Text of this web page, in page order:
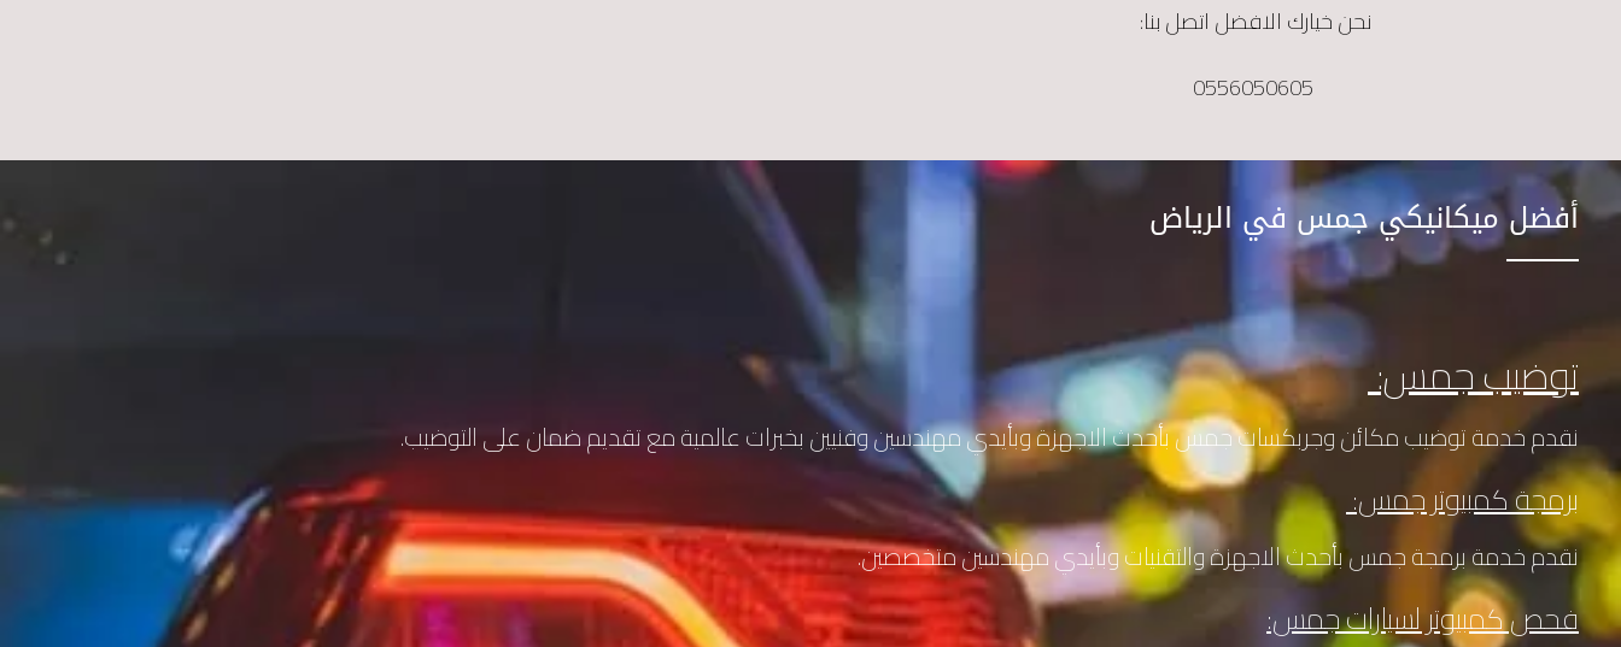
نحن خيارك الافضل اتصل بنا:
0556050605
أفضل ميكانيكي جمس في الرياض
توضيب جمس:
نقدم خدمة توضيب مكائن وجربكسات جمس بأحدث الاجهزة وبأيدي مهندسين وفنيين بخبرات عالمية مع تقديم ضمان على التوضيب.
برمجة كمبيوتر جمس:
نقدم خدمة برمجة جمس بأحدث الاجهزة والتقنيات وبأيدي مهندسين متخصصين.
فحص كمبيوتر لسيارات جمس: